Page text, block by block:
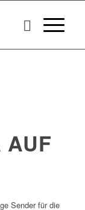
AUF
Sender für die